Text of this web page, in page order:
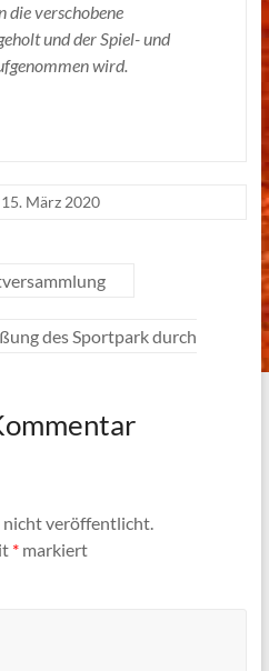
die verschobene
und der Spiel- und
wird.
15. März 2020
des Sportpark durch
veröffentlicht.
*markiert